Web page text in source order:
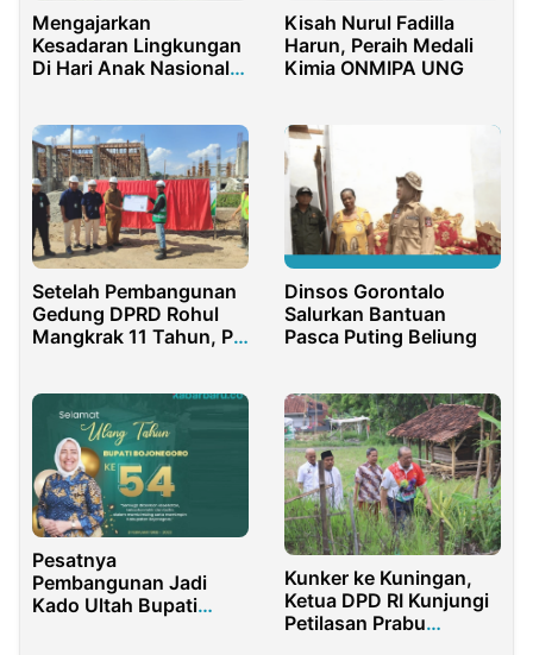
Mengajarkan
Kesadaran Lingkungan
Di Hari Anak Nasional
Bersama Tim KKN IPB
Desa Kiarasari
Kisah Nurul Fadilla
Harun, Peraih Medali
Kimia ONMIPA UNG
Setelah Pembangunan
Gedung DPRD Rohul
Mangkrak 11 Tahun, Plt
Pembangunannya
Dinsos Gorontalo
Salurkan Bantuan
Pasca Puting Beliung
Pesatnya
Pembangunan Jadi
Kado Ultah Bupati
Kunker ke Kuningan,
Ketua DPD RI Kunjungi
Petilasan Prabu